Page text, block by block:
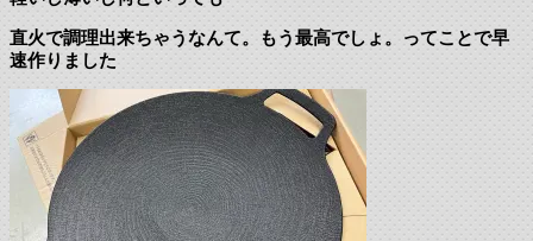
直火で調理出来ちゃうなんて。もう最高でしょ。ってことで早
速作りました